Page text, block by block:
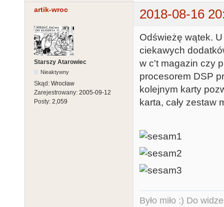
artik-wroc 2018-08-16
Starszy Atarowiec
Nieaktywny
Skąd: Wrocław
Zarejestrowany: 2005-09-12
Posty: 2,059
Odświeżę wątek.
ciekawych
w c't magazin czy
procesorem DSP
kolejnym karty
karta, cały zestaw
Było miło :) Do